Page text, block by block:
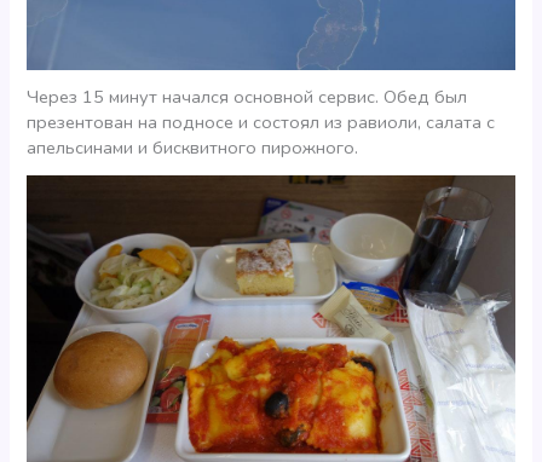
Через 15 минут начался основной сервис. Обед был
презентован на подносе и состоял из равиоли, салата с
апельсинами и бисквитного пирожного.